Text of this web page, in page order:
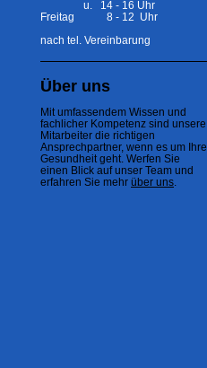
u. 14 - 16 Uhr
Freitag 8 - 12 Uhr
nach tel. Vereinbarung
Über uns
Mit umfassendem Wissen und
fachlicher Kompetenz sind unsere
Mitarbeiter die richtigen
Ansprechpartner, wenn es um Ihre
Gesundheit geht. Werfen Sie
einen Blick auf unser Team und
erfahren Sie mehr über uns.